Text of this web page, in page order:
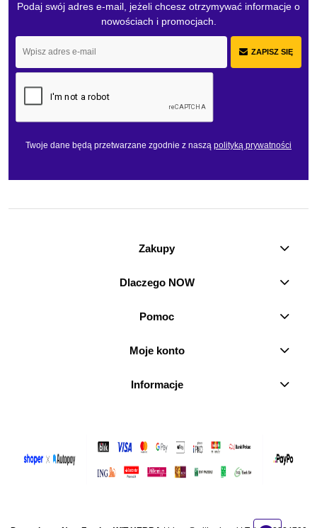
Podaj swój adres e-mail, jeżeli chcesz otrzymywać informacje o
nowościach i promocjach.
ZAPISZ SIĘ
Twoje dane będą przetwarzane zgodnie z naszą polityką prywatności
Zakupy
Dlaczego NOW
Pomoc
Moje konto
Informacje